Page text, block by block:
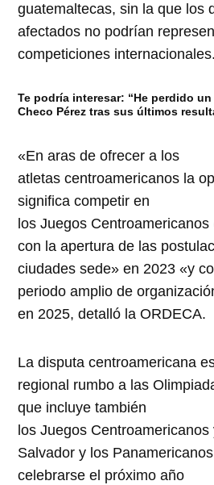
guatemaltecas, sin la que los
afectados no podrían
competiciones internacionales.
Te podría interesar: “He perdido
Checo Pérez tras sus últimos
«En aras de ofrecer a los
atletas centroamericanos la
significa competir en
los Juegos
con la apertura de las
ciudades sede» en 2023 «y
periodo amplio de
en 2025, detalló la ORDECA.
La disputa centroamericana
regional rumbo a las
que incluye también
los Juegos Centroamericanos
Salvador y los
celebrarse el próximo año